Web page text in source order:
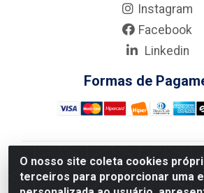
O nosso site coleta cookies
terceiros para proporcionar uma
Instagram
Facebook
Linkedin
Formas de
Nova Boni Distribuidora de Material de
- Rua Alice Tibiriçá, 330 - Vila Da